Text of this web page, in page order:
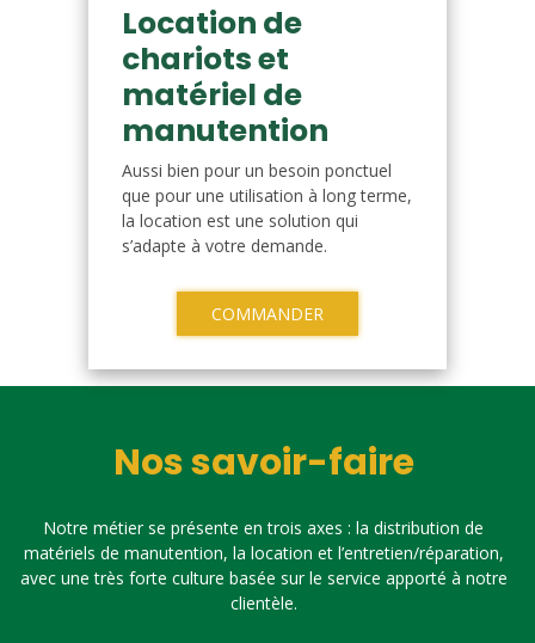
Location de
chariots et
matériel de
manutention
Aussi bien pour un besoin ponctuel
que pour une utilisation à long terme,
la location est une solution qui
s’adapte à votre demande.
COMMANDER
Nos savoir-faire
Notre métier se présente en trois axes : la distribution de
matériels de manutention, la location et l’entretien/réparation,
avec une très forte culture basée sur le service apporté à notre
clientèle.